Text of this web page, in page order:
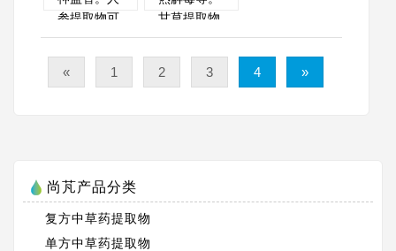
参提取物可
用于保健食
品和日……
甘草提取物
是一种药、
食两用……
« 1 2 3 4 »
尚芃产品分类
复方中草药提取物
单方中草药提取物